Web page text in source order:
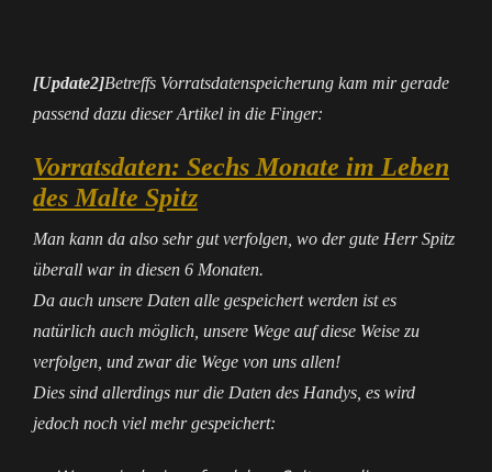
[Update2]Betreffs Vorratsdatenspeicherung kam mir gerade
passend dazu dieser Artikel in die Finger:
Vorratsdaten: Sechs Monate im Leben
des Malte Spitz
Man kann da also sehr gut verfolgen, wo der gute Herr Spitz
überall war in diesen 6 Monaten.
Da auch unsere Daten alle gespeichert werden ist es
natürlich auch möglich, unsere Wege auf diese Weise zu
verfolgen, und zwar die Wege von uns allen!
Dies sind allerdings nur die Daten des Handys, es wird
jedoch noch viel mehr gespeichert: